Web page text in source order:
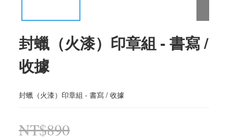
封蠟（火漆）印章組 - 書寫 /
收據
封蠟（火漆）印章組 - 書寫 / 收據
NT$890